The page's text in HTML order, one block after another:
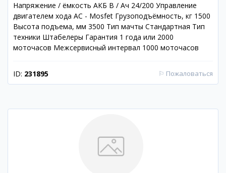
Напряжение / ёмкость АКБ В / Ач 24/200 Управление
двигателем хода AC - Mosfet Грузоподъёмность, кг 1500
Высота подъема, мм 3500 Тип мачты Стандартная Тип
техники Штабелеры Гарантия 1 года или 2000
моточасов Межсервисный интервал 1000 моточасов
ID: 231895 ⚐ Пожаловаться